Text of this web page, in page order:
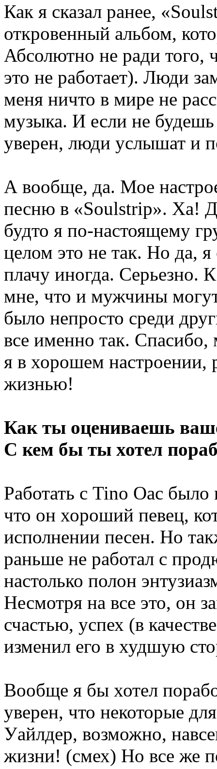
Как я сказал ранее,
откровенный альбом,
Абсолютно не ради того,
это не работает). Люди
меня ничто в мире не
музыка. И если не
уверен, люди услышат и
А вообще, да. Мое
песню в «Soulstrip». Ха!
будто я по-настоящему
целом это не так. Но да,
плачу иногда. Серьезно.
мне, что и мужчины
было непросто среди
все именно так.
я в хорошем настроении,
жизнью!
Как ты оцениваешь
С кем бы ты хотел
Работать с Tino Oac
что он хороший певец,
исполнении песен. Но
раньше не работал с
настолько полон
Несмотря на все это, он
счастью, успех (в
изменил его в худшую
Вообще я бы хотел
уверен, что некоторые
Уайлдер, возможно,
жизни! (смех) Но все же